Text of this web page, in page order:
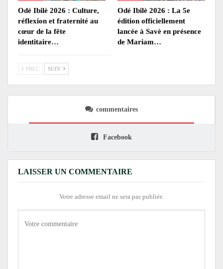
Odé Ibilè 2026 : Culture,
réflexion et fraternité au
cœur de la fête
identitaire…
Odé Ibilè 2026 : La 5e
édition officiellement
lancée à Savè en présence
de Mariam…
PREC SUIV
commentaires
Facebook
LAISSER UN COMMENTAIRE
Votre adresse email ne sera pas publiée.